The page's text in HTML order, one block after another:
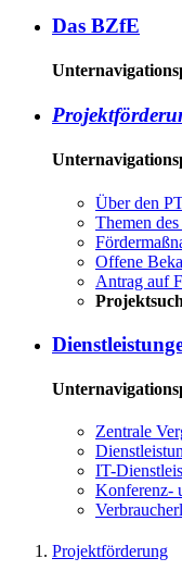
Das BZ­fE
Über den
The­men
Of­fe­ne
An­trag auf
Zen­tra­le
IT-
Kon­fe­renz-
Projektförderung